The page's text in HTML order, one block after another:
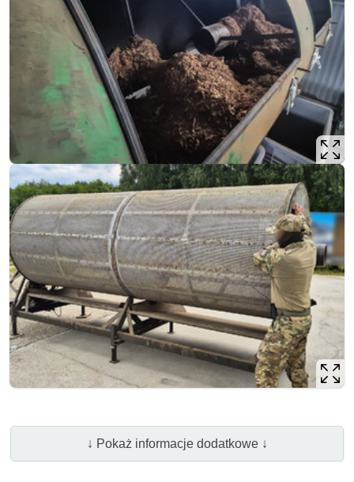
↓ Pokaż informacje dodatkowe ↓